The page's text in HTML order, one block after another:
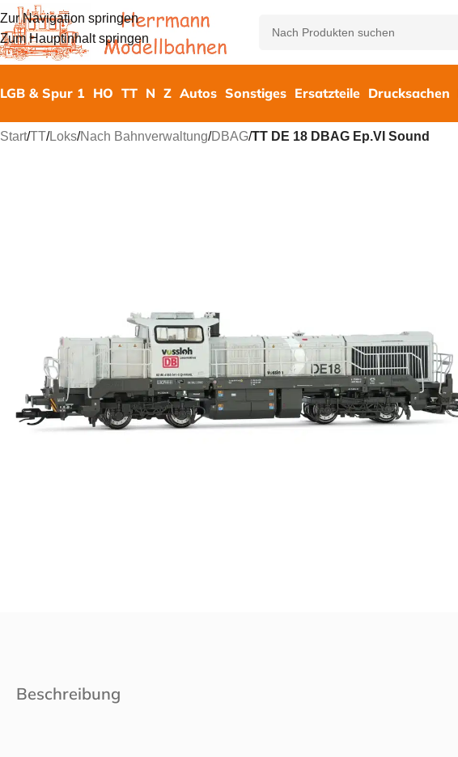
Zur Navigation springen
Zum Hauptinhalt springen
LGB & Spur 1 HO TT N Z Autos Sonstiges Ersatzteile Drucksachen
Start/TT/Loks/Nach Bahnverwaltung/DBAG/TT DE 18 DBAG Ep.VI Sound
Beschreibung